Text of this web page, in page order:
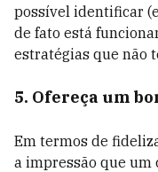
possível identificar
de fato está
estratégias que não
5. Ofereça um
Em termos de
a impressão que um